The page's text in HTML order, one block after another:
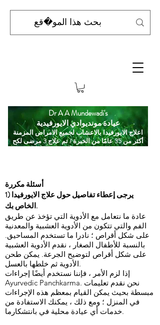
Dr A A Mundewadi's
عيادة مونديوادي الايورفيدية
اعلاج الايورفيدا بالاعشاب لجميع الامراض المزمنة
أكثر من 35 عامًا من الخبرة / تم علاج 3 مرضى لكح
أسئلة مكررة
1) يرجى إعطاء تفاصيل حول علاج الايورفيدا
الخاص بك.
عادة ما نتعامل مع الأدوية التي تؤخذ عن طريق
الفم والتي تتكون من الأدوية العشبية والمعدنية
على شكل أقراص ؛ نادرا ما تستخدم المساحيق.
بالنسبة للأطفال الصغار ، نقدم الأدوية العشبية
على شكل أقراص لتوضيح الجرعة. يمكن طحن
الأدوية ثم خلطها بالعسل.
إذا لزم الأمر ، فإننا نستخدم أيضًا إجراءات
Ayurvedic Panchkarma. نحن نقدم تعليمات
مبسطة بحيث يمكن القيام بمعظم هذه الإجراءات
في المنزل ؛ ومع ذلك ، يمكنك الاستفادة من
خدمات أي عيادة محلية في بانتشكارما.